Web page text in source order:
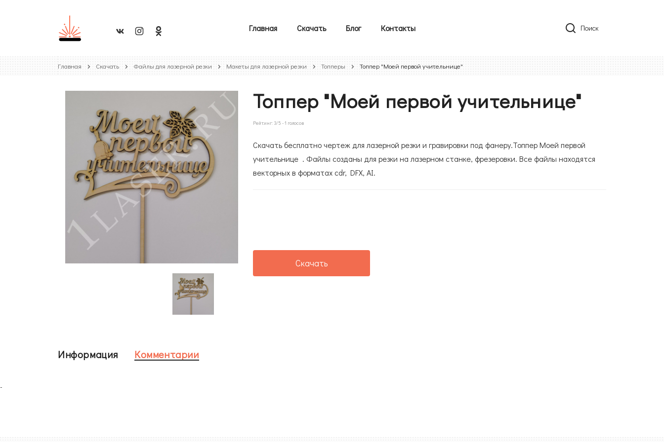
Главная Скачать Блог Контакты Поиск
Главная Скачать Файлы для лазерной резки Макеты для лазерной резки Топперы Топпер "Моей первой учительнице"
Топпер "Моей первой учительнице"
Рейтинг: 3/5 -1 голосов
Скачать бесплатно чертеж для лазерной резки и гравировки под фанеру.Топпер Моей первой
учительнице . Файлы созданы для резки на лазерном станке, фрезеровки. Все файлы находятся
векторных в форматах cdr, DFX, AI.
Скачать
Информация Комментарии
-